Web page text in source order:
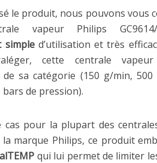
le produit, nous pouvons vous
vapeur Philips
simpled’utilisation et très
cette centrale
de sa catégorie (150 g/min, 500
de pression).
cas pour la plupart des
marque Philips, ce produit
qui lui permet de limiter